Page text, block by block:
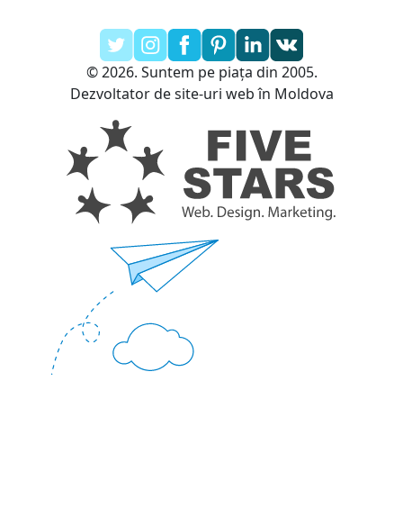
© 2026. Suntem pe piața din 2005.
Dezvoltator de site-uri web în Moldova